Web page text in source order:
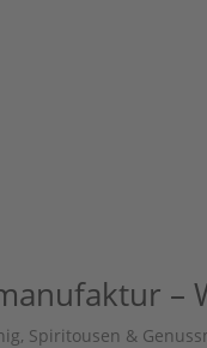
–
Spiritousen &